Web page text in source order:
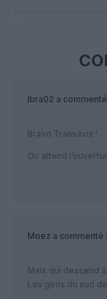
Ibra02 a
Bravo Transavia !
On attend
Moez a commenté :
Mais qui descend
Les gens du sud